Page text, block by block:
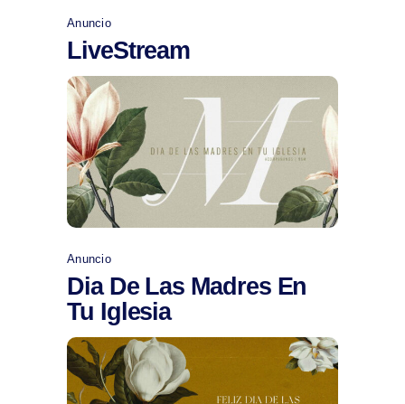
Anuncio
LiveStream
Comprar
Anuncio
Dia De Las Madres En
Tu Iglesia